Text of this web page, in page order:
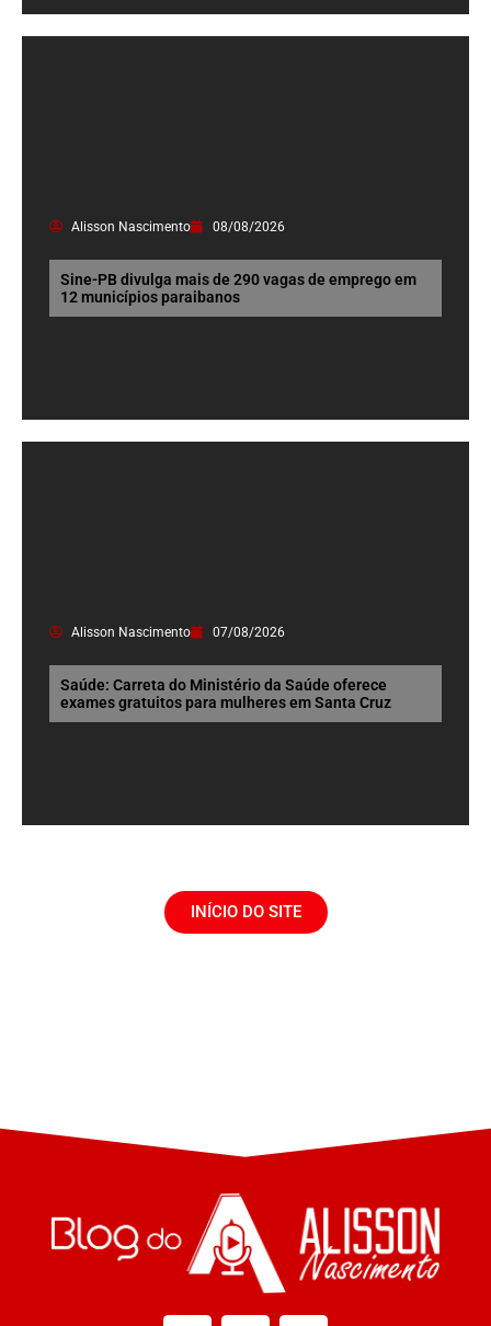
Alisson Nascimento 08/08/2026
Sine-PB divulga mais de 290 vagas de emprego em
12 municípios paraibanos
Alisson Nascimento 07/08/2026
Saúde: Carreta do Ministério da Saúde oferece
exames gratuitos para mulheres em Santa Cruz
INÍCIO DO SITE